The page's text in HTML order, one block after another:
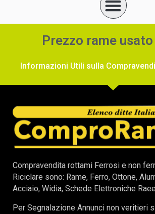
Prezzo rame
Informazioni Utili sulla
Compravendita rottami Ferrosi e non
Riciclare sono: Rame, Ferro, Ottone,
Acciaio, Widia, Schede Elettroniche
Per Segnalazione Annunci non veritieri